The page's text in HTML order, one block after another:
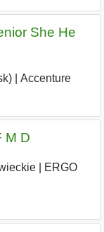
She He
| Accenture
M D
|
ERGO